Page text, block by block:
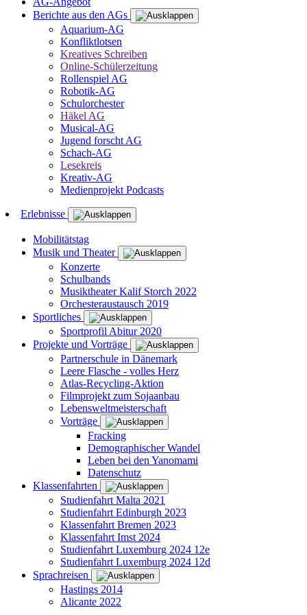
Berichte aus den AGs
Aquarium-AG
Konfliktlotsen
Kreatives Schreiben
Online-Schülerzeitung
Rollenspiel AG
Robotik-AG
Schulorchester
Häkel AG
Musical-AG
Jugend forscht AG
Schach-AG
Lesekreis
Kreativ-AG
Medienprojekt Podcasts
Erlebnisse
Mobilitätstag
Musik und Theater
Konzerte
Schulbands
Musiktheater Kalif Storch 2022
Orchesteraustausch 2019
Sportliches
Sportprofil Abitur 2020
Projekte und Vorträge
Partnerschule in Dänemark
Leere Flasche - volles Herz
Atlas-Recycling-Aktion
Filmprojekt zum Sojaanbau
Lebensweltmeisterschaft
Vorträge
Fracking
Demographischer Wandel
Leben bei den Yanomami
Datenschutz
Klassenfahrten
Studienfahrt Malta 2021
Studienfahrt Edinburgh 2023
Klassenfahrt Bremen 2023
Klassenfahrt Imst 2024
Studienfahrt Luxemburg 2024 12e
Studienfahrt Luxemburg 2024 12d
Sprachreisen
Hastings 2014
Alicante 2022